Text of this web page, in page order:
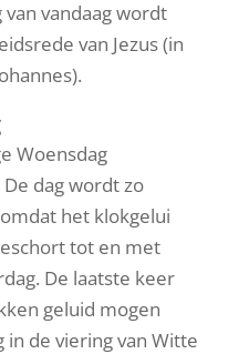
vandaag wordt
van Jezus (in
Woensdag
dag wordt zo
het klokgelui
tot en met
De laatste keer
geluid mogen
de viering van Witte